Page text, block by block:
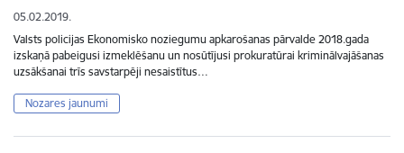
05.02.2019.
Valsts policijas Ekonomisko noziegumu apkarošanas pārvalde 2018.gada
izskaņā pabeigusi izmeklēšanu un nosūtījusi prokuratūrai kriminālvajāšanas
uzsākšanai trīs savstarpēji nesaistītus…
Nozares jaunumi